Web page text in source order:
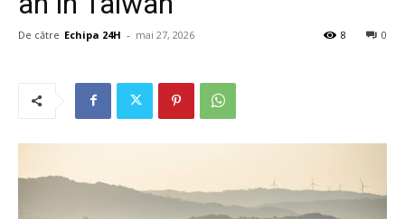
De către Echipa 24H - mai 27, 2026 0
8